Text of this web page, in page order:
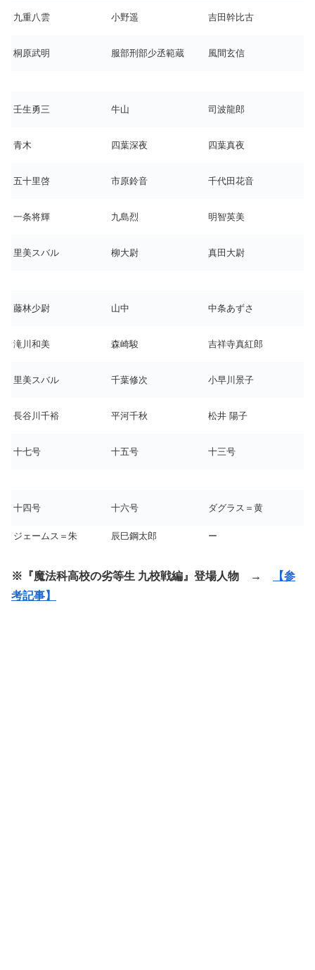
九重八雲 小野遥 吉田幹比古
桐原武明 服部刑部少丞範蔵 風間玄信
壬生勇三 牛山 司波龍郎
青木 四葉深夜 四葉真夜
五十里啓 市原鈴音 千代田花音
一条将輝 九島烈 明智英美
里美スバル 柳大尉 真田大尉
藤林少尉 山中 中条あずさ
滝川和美 森崎駿 吉祥寺真紅郎
里美スバル 千葉修次 小早川景子
長谷川千裕 平河千秋 松井 陽子
十七号 十五号 十三号
十四号 十六号 ダグラス＝黄
ジェームス＝朱 辰巳鋼太郎 ー
※『魔法科高校の劣等生 九校戦編』登場人物 →
【参
考記事】